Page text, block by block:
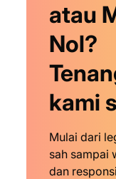
atau
Nol?
kami
Mulai dari
sah sampai
dan